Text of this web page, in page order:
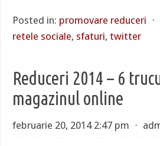
Posted in: promovare reduceri ⋅
retele sociale, sfaturi, twitter
Reduceri 2014 – 6
magazinul online
februarie 20, 2014 2:47 pm ⋅